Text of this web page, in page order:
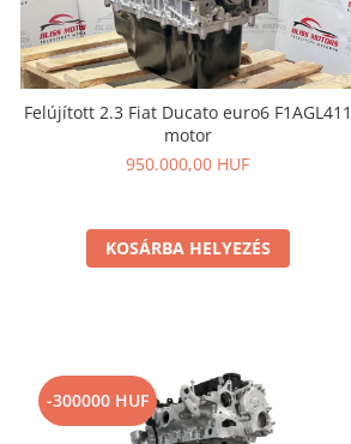
Felújított 2.3 Fiat Ducato euro6 F1AGL411
motor
950.000,00 HUF
KOSÁRBA HELYEZÉS
-300000 HUF